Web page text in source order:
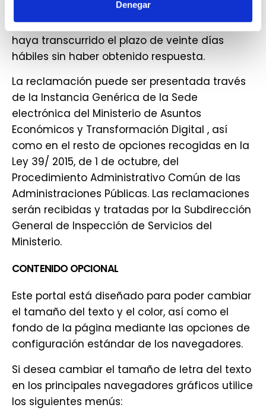
Denegar
iniciar una reclamación. Igualmente se podrá
iniciar una reclamación en el caso de que
haya transcurrido el plazo de veinte días
hábiles sin haber obtenido respuesta.
La reclamación puede ser presentada través
de la Instancia Genérica de la Sede
electrónica del Ministerio de Asuntos
Económicos y Transformación Digital , así
como en el resto de opciones recogidas en la
Ley 39/ 2015, de 1 de octubre, del
Procedimiento Administrativo Común de las
Administraciones Públicas. Las reclamaciones
serán recibidas y tratadas por la Subdirección
General de Inspección de Servicios del
Ministerio.
CONTENIDO OPCIONAL
Este portal está diseñado para poder cambiar
el tamaño del texto y el color, así como el
fondo de la página mediante las opciones de
configuración estándar de los navegadores.
Si desea cambiar el tamaño de letra del texto
en los principales navegadores gráficos utilice
los siguientes menús: